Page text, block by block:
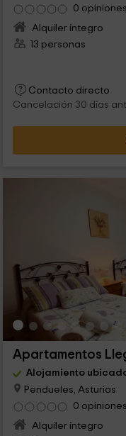
0 opiniones
Alquiler íntegro
13 personas
Contacto directo
Cancelación 30 días
Apartamentos
Alojamiento
Pendueles, Asturias
0 opiniones
Alquiler íntegro